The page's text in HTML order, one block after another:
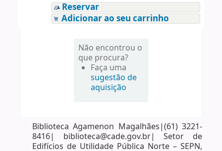
Reservar
Adicionar ao seu carrinho
Não encontrou o
que procura?
Faça uma
sugestão de
aquisição
Biblioteca Agamenon Magalhães|(61) 3221-
8416| biblioteca@cade.gov.br| Setor de
Edifícios de Utilidade Pública Norte – SEPN,